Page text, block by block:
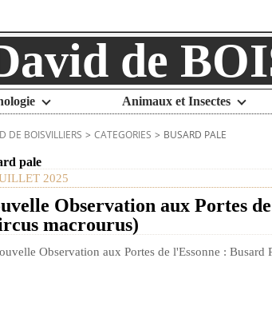
Animaux et Insectes
DE BOISVILLIERS > CATEGORIES > BUSARD PALE
pale
2025
Observation aux Portes
macrourus)